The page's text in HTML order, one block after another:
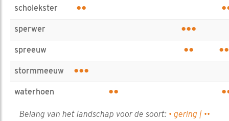
scholekster ••
sperwer •••
spreeuw ••
stormmeeuw •••
waterhoen ••
Belang van het landschap voor de soort: • gering | ••